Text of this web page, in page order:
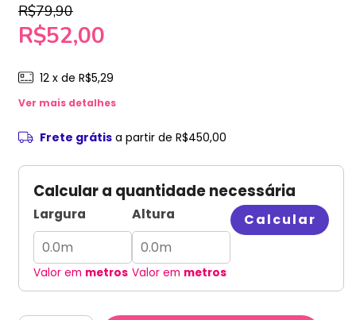
R$79,90
R$52,00
12 x de R$5,29
Ver mais detalhes
Frete grátis a partir de R$450,00
Calcular a quantidade necessária
Largura
Valor em metros
Altura
Valor em metros
Calcular